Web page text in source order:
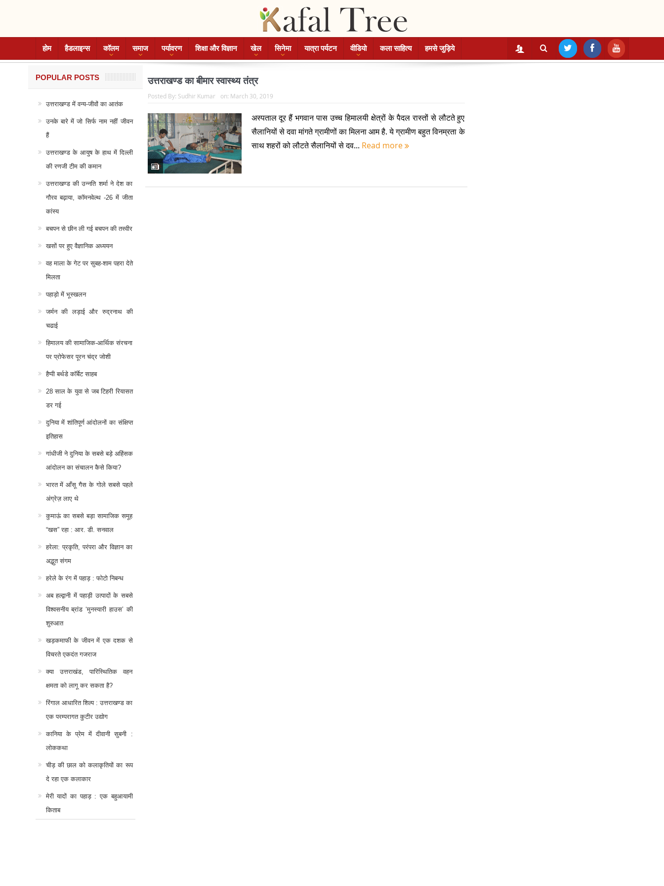
होम हैडलाइन्स कॉलम समाज पर्यावरण शिक्षा और विज्ञान खेल सिनेमा यात्रा पर्यटन वीडियो कला साहित्य हमसे जुड़िये
उत्तराखण्ड का बीमार स्वास्थ्य तंत्र
Posted By: Sudhir Kumar on: March 30, 2019
अस्पताल दूर हैं भगवान पास उच्च हिमालयी क्षेत्रों के पैदल रास्तों से लौटते हुए
सैलानियों से दवा मांगते ग्रामीणों का मिलना आम है. ये ग्रामीण बहुत विनम्रता के
साथ शहरों को लौटते सैलानियों से दव... Read more
POPULAR POSTS
उत्तराखण्ड में वन्य-जीवों का आतंक
उनके बारे में जो सिर्फ नाम नहीं जीवन
हैं
उत्तराखण्ड के आयुष के हाथ में दिल्ली
की रणजी टीम की कमान
उत्तराखण्ड की उन्नति शर्मा ने देश का
गौरव बढ़ाया, कॉमनवेल्थ -26 में जीता
कांस्य
बचपन से छीन ली गई बचपन की तस्वीर
खसों पर हुए वैज्ञानिक अध्ययन
वह माला के गेट पर सुबह-शाम पहरा देते
मिलता
पहाड़ो में भूस्खलन
जर्मन की लड़ाई और रुद्रनाथ की
चढाई
हिमालय की सामाजिक-आर्थिक संरचना
पर प्रोफेसर पूरन चंद्र जोशी
हैप्पी बर्थडे कॉर्बेट साहब
28 साल के युवा से जब टिहरी रियासत
डर गई
दुनिया में शांतिपूर्ण आंदोलनों का संक्षिप्त
इतिहास
गांधीजी ने दुनिया के सबसे बड़े अहिंसक
आंदोलन का संचालन कैसे किया?
भारत में आँसू गैस के गोले सबसे पहले
अंग्रेज़ लाए थे
कुमाऊं का सबसे बड़ा सामाजिक समूह
“खस” रहा : आर. डी. सनवाल
हरेला: प्रकृति, परंपरा और विज्ञान का
अद्भुत संगम
हरेले के रंग में पहाड़ : फोटो निबन्ध
अब हल्द्वानी में पहाड़ी उत्पादों के सबसे
विश्वसनीय ब्रांड ‘मुनस्यारी हाउस’ की
शुरुआत
खड़कमाफी के जीवन में एक दशक से
विचरते एकदंत गजराज
क्या उत्तराखंड, पारिस्थितिक वहन
क्षमता को लागू कर सकता है?
रिंगाल आधारित शिल्प : उत्तराखण्ड का
एक परम्परागत कुटीर उद्योग
कानिया के प्रेम में दीवानी सुबनी :
लोककथा
चीड़ की छाल को कलाकृतियों का रूप
दे रहा एक कलाकार
मेरी यादों का पहाड़ : एक बहुआयामी
किताब